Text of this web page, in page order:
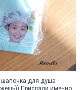
шапочка для душа
Прислали именно